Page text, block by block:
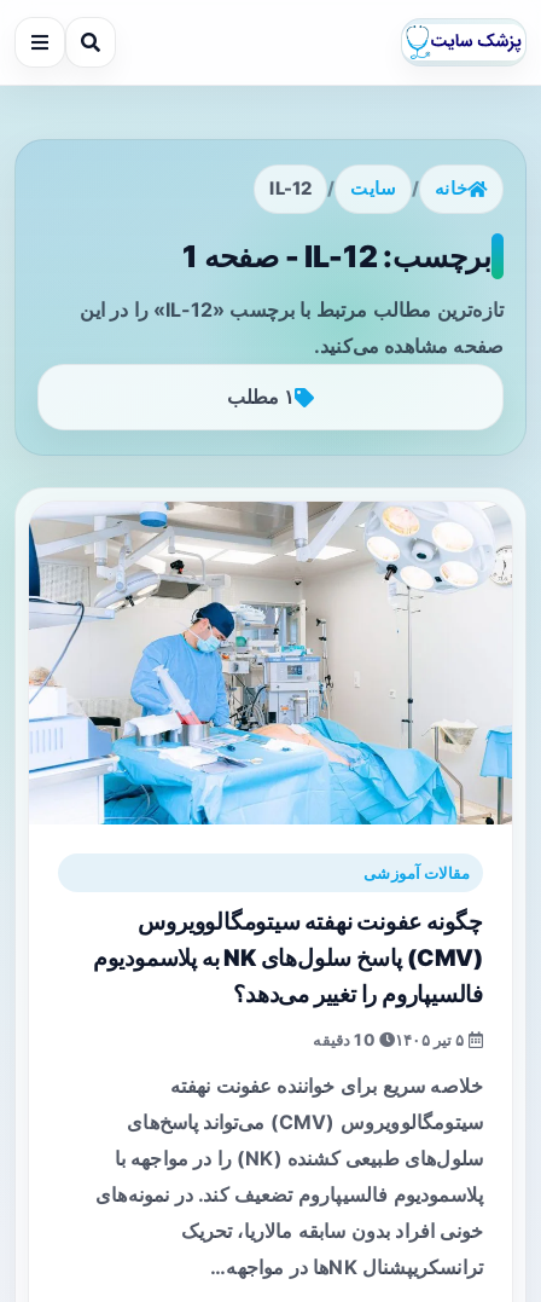
خانه / سایت /
IL-12
برچسب: IL-12 - صفحه 1
تازه‌ترین مطالب مرتبط با برچسب «IL-12» را در این
صفحه مشاهده می‌کنید.
۱ مطلب
مقالات آموزشی
چگونه عفونت نهفته سیتومگالوویروس
(CMV) پاسخ سلول‌های NK به پلاسمودیوم
فالسیپاروم را تغییر می‌دهد؟
خلاصه سریع برای خواننده عفونت نهفته
سیتومگالوویروس (CMV) می‌تواند پاسخ‌های
سلول‌های طبیعی کشنده (NK) را در مواجهه با
پلاسمودیوم فالسیپاروم تضعیف کند. در نمونه‌های
خونی افراد بدون سابقه مالاریا، تحریک
ترانسکریپشنال NKها در مواجهه…